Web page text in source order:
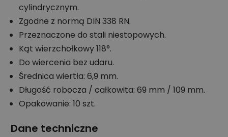
cylindrycznym.
Zgodne z normą DIN 338 RN.
Przeznaczone do stali niestopowych.
Kąt wierzchołkowy 118°.
Do wiercenia bez udaru.
Średnica wiertła: 6,9 mm.
Długość robocza / całkowita: 69 mm / 109 mm.
Opakowanie: 10 szt.
Dane techniczne